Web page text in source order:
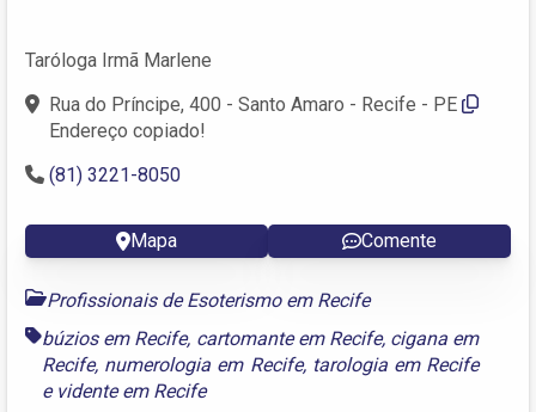
Taróloga Irmã Marlene
Rua do Príncipe, 400 - Santo Amaro - Recife - PE
Endereço copiado!
(81) 3221-8050
Mapa Comente
Profissionais de Esoterismo em Recife
búzios em Recife, cartomante em Recife, cigana em
Recife, numerologia em Recife, tarologia em Recife
e vidente em Recife